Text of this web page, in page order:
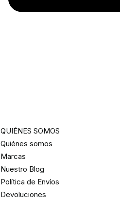
QUIÉNES SOMOS
Quiénes somos
Marcas
Nuestro Blog
Política de Envíos
Devoluciones